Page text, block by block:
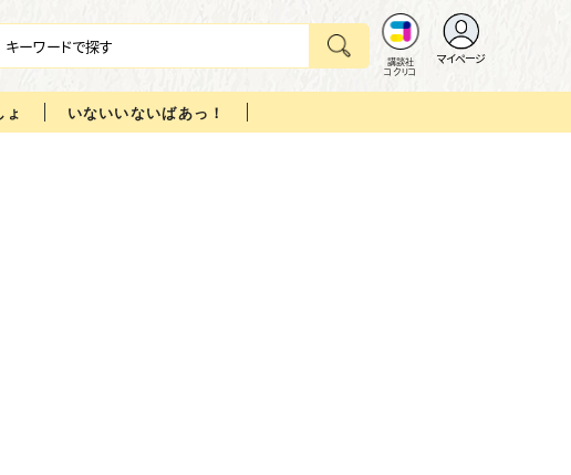
講談社
コクリコ
マイページ
ょ いないいないばあっ！